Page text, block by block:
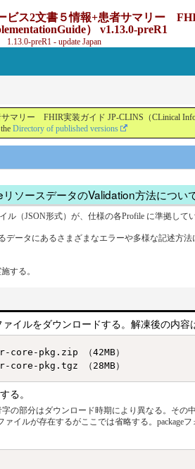
ビス2文書５情報+患者サマリー
） v1.13.0-preR1
1.13.0-preR1 - update Japan
リー FHIR実装ガイド JP-CLINS（CLinical
Directory of published versions
ソースデータのValidation方法につい
（JSON形式）が、仕様の各Profile に準拠して
ータにあるさまざまなエラーや多様な記述方
する。
ルをダウンロードする。解凍後の内容
pkg.zip （42MB）
る。
の部分はダウンロード時期により異なる。その
イルが存在するがここでは省略する。package